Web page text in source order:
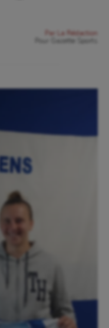
Par
La Rédaction
Gazette Sports